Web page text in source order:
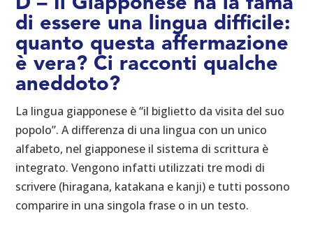
di essere una lingua difficile:
quanto questa affermazione
è vera? Ci racconti qualche
aneddoto?
La lingua giapponese è “il biglietto da visita del suo
popolo”. A differenza di una lingua con un unico
alfabeto, nel giapponese il sistema di scrittura è
integrato. Vengono infatti utilizzati tre modi di
scrivere (hiragana, katakana e kanji) e tutti possono
comparire in una singola frase o in un testo.